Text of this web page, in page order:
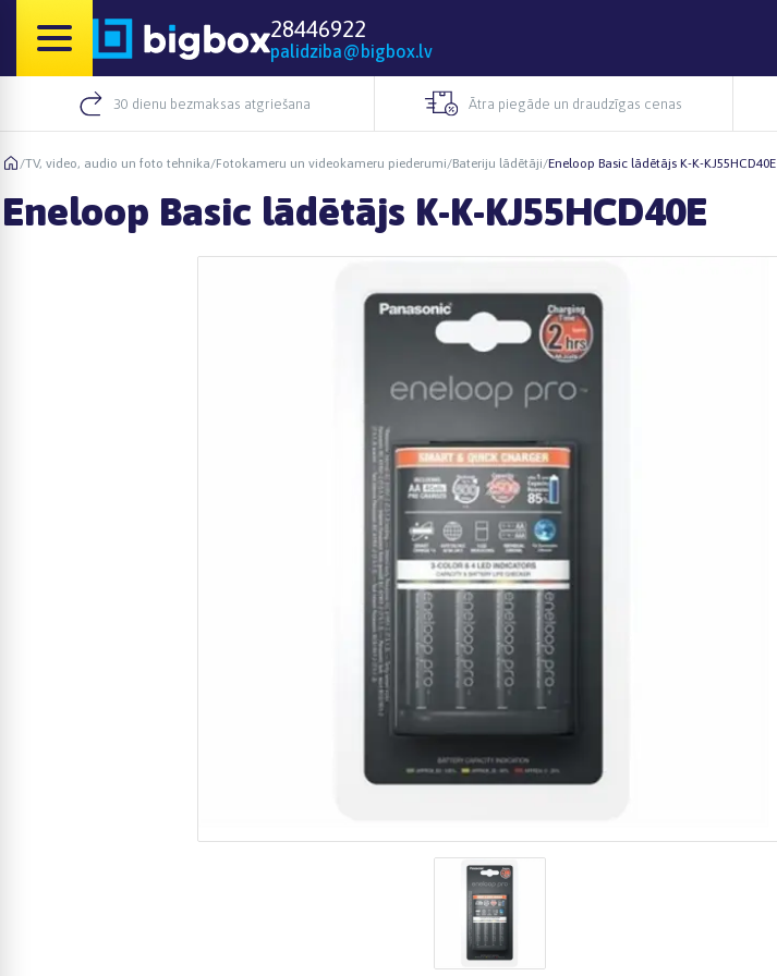
28446922
palidziba@bigbox.lv
30 dienu bezmaksas atgriešana Ātra piegāde un draudzīgas cenas
/TV, video, audio un foto tehnika/Fotokameru un videokameru piederumi/Bateriju lādētāji/Eneloop Basic lādētājs K-K-KJ55HCD40E
Eneloop Basic lādētājs K-K-KJ55HCD40E